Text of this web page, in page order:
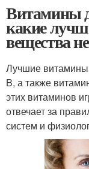
Витамины
какие
вещества
Лучшие витамины
B, а также
этих витаминов
отвечает за
систем и